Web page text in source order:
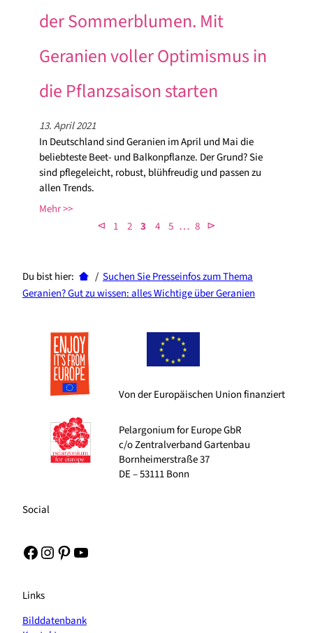
der Sommerblumen. Mit
Geranien voller Optimismus in
die Pflanzsaison starten
13. April 2021
In Deutschland sind Geranien im April und Mai die
beliebteste Beet- und Balkonpflanze. Der Grund? Sie
sind pflegeleicht, robust, blühfreudig und passen zu
allen Trends.
Mehr
⊲
1 2 3 4 5 … 8 ⊳
Du bist hier: / Suchen Sie Presseinfos zum Thema
Geranien?Gut zu wissen: alles Wichtige über Geranien
Von der Europäischen Union finanziert
Pelargonium for Europe GbR
c/o Zentralverband Gartenbau
Bornheimerstraße 37
DE – 53111 Bonn
Social
Facebook Instagram Pinterest YouTube
Links
Bilddatenbank